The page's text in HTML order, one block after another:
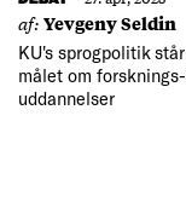
af:Yevgeny Seldin
KU's sprogpolitik
målet om
uddannelser